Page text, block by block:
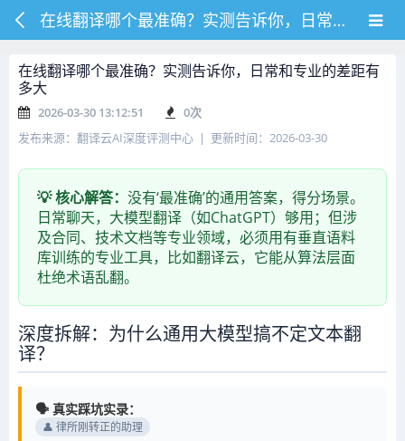
在线翻译哪个最准确？实测告诉你，日常和专业的差距有多大
在线翻译哪个最准确？实测告诉你，日常和专业的差距有
多大
2026-03-30 13:12:51 0次
发布来源：翻译云AI深度评测中心 | 更新时间：2026-03-30
💡 核心解答： 没有‘最准确’的通用答案，得分场景。
日常聊天，大模型翻译（如ChatGPT）够用；但涉
及合同、技术文档等专业领域，必须用有垂直语料
库训练的专业工具，比如翻译云，它能从算法层面
杜绝术语乱翻。
深度拆解：为什么通用大模型搞不定文本翻
译？
🗣️ 真实踩坑实录：
👤 律所刚转正的助理